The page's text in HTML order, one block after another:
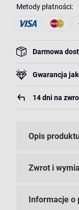
Metody płatności:
Darmowa
Gwarancja
14 dni na
Opis produktu
Zwrot i
Informacje o